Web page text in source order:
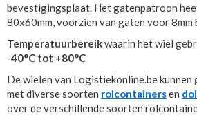
bevestigingsplaat. Het gatenpatroon
80x60mm, voorzien van gaten voor 8mm
Temperatuurbereikwaarin het wiel
-40°C tot +80°C
De wielen van Logistiekonline.be kunnen
met diverse soorten rolcontainersen
over de verschillende soorten